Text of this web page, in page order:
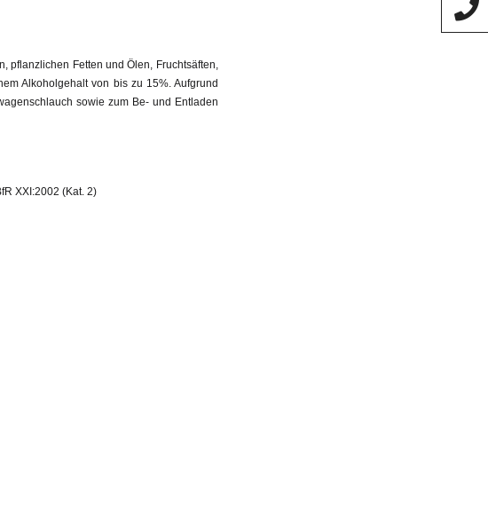
pflanzlichen Fetten und Ölen, Fruchtsäften,
Alkoholgehalt von bis zu 15%. Aufgrund
sowie zum Be- und Entladen
XXI:2002 (Kat. 2)